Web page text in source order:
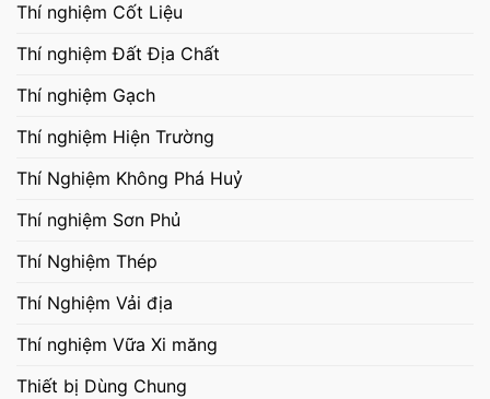
Thí nghiệm Cốt Liệu
Thí nghiệm Đất Địa Chất
Thí nghiệm Gạch
Thí nghiệm Hiện Trường
Thí Nghiệm Không Phá Huỷ
Thí nghiệm Sơn Phủ
Thí Nghiệm Thép
Thí Nghiệm Vải địa
Thí nghiệm Vữa Xi măng
Thiết bị Dùng Chung